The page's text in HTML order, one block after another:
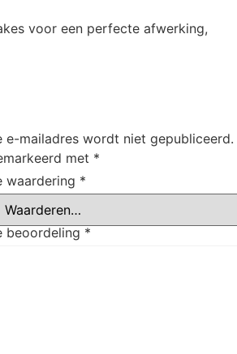
voor een perfecte afwerking,
e-mailadres wordt niet gepubliceerd.
met *
waardering *
beoordeling *